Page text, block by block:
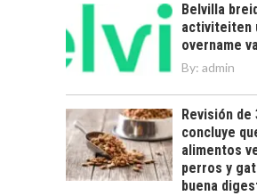
Belvilla
activiteiten
overname
By: admin
Revisión
concluye
alimentos
perros y
buena